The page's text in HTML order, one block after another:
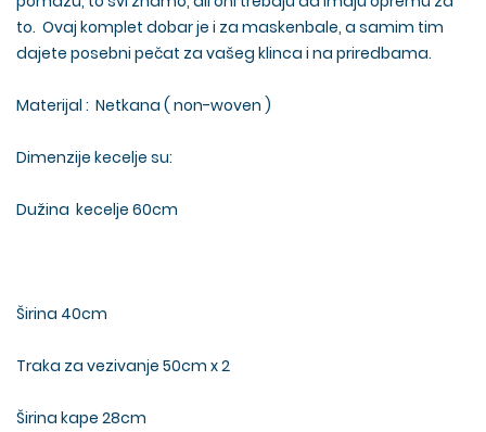
to. Ovaj komplet dobar je i za maskenbale, a samim tim
dajete posebni pečat za vašeg klinca i na priredbama.
Materijal : Netkana ( non-woven )
Dimenzije kecelje su:
Dužina kecelje 60cm
Širina 40cm
Traka za vezivanje 50cm x 2
Širina kape 28cm